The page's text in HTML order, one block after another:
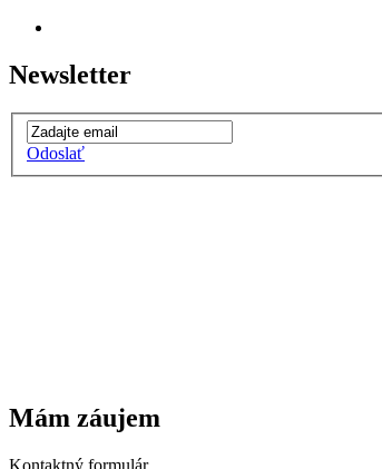
Newsletter
Odoslať
Mám záujem
Kontaktný formulár